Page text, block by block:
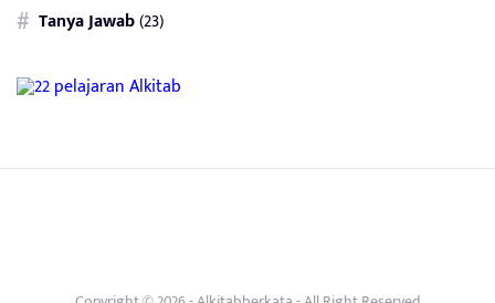
Tanya Jawab(23)